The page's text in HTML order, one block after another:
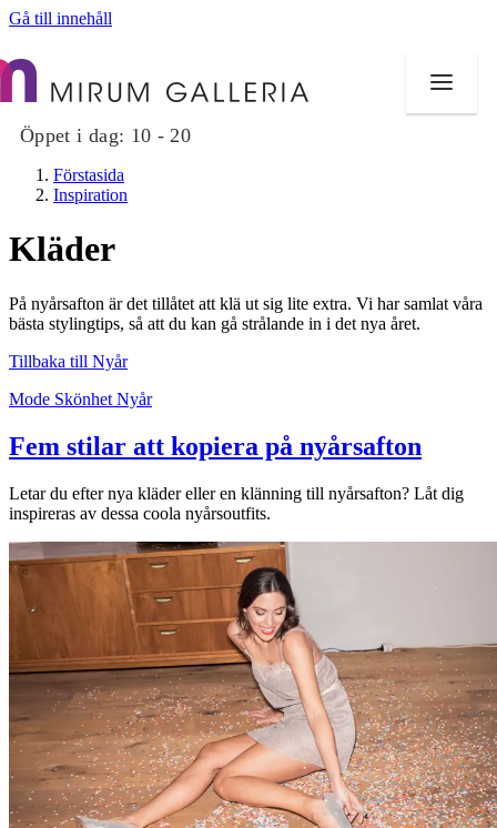
Gå till innehåll
Öppet i dag: 10 - 20
Mat och dryck
Hälsa
Evenemang
Erbjudanden
Kundklubb
Inspiration
Sök
Öppettider
Praktisk information
Lediga jobb
Förstasida
Inspiration
Kläder
På nyårsafton är det tillåtet att klä ut sig lite extra. Vi har samlat våra
bästa stylingtips, så att du kan gå strålande in i det nya året.
Tillbaka till Nyår
Mode Skönhet Nyår
Fem stilar att kopiera på nyårsafton
Letar du efter nya kläder eller en klänning till nyårsafton? Låt dig
inspireras av dessa coola nyårsoutfits.